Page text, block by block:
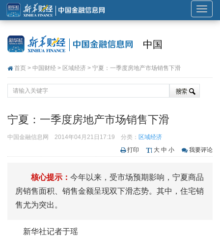
展
开
中国
首页 > 中国财经 > 区域经济 > 宁夏：一季度房地产市场销售下滑
宁夏：一季度房地产市场销售下滑
中国金融信息网 2014年04月21日17:19 分类： 区域经济
打印
大 中 小 我要评论
核心提示： 今年以来，受市场预期影响，宁夏商品
房销售面积、销售金额呈现双下滑态势。其中，住宅销
售尤为突出。
新华社记者于瑶